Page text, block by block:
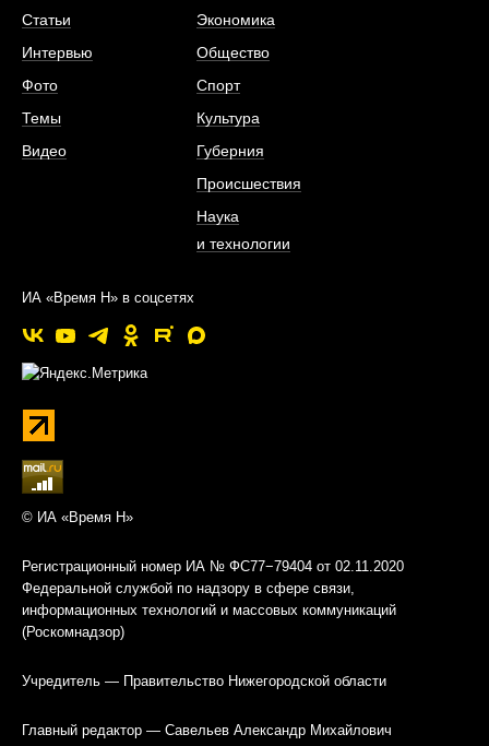
Статьи
Интервью
Фото
Темы
Видео
Экономика
Общество
Спорт
Культура
Губерния
Происшествия
Наука
и технологии
ИА «Время Н» в соцсетях
© ИА «Время Н»
Регистрационный номер ИА № ФС77−79404 от 02.11.2020
Федеральной службой по надзору в сфере связи,
информационных технологий и массовых коммуникаций
(Роскомнадзор)
Учредитель — Правительство Нижегородской области
Главный редактор — Савельев Александр Михайлович